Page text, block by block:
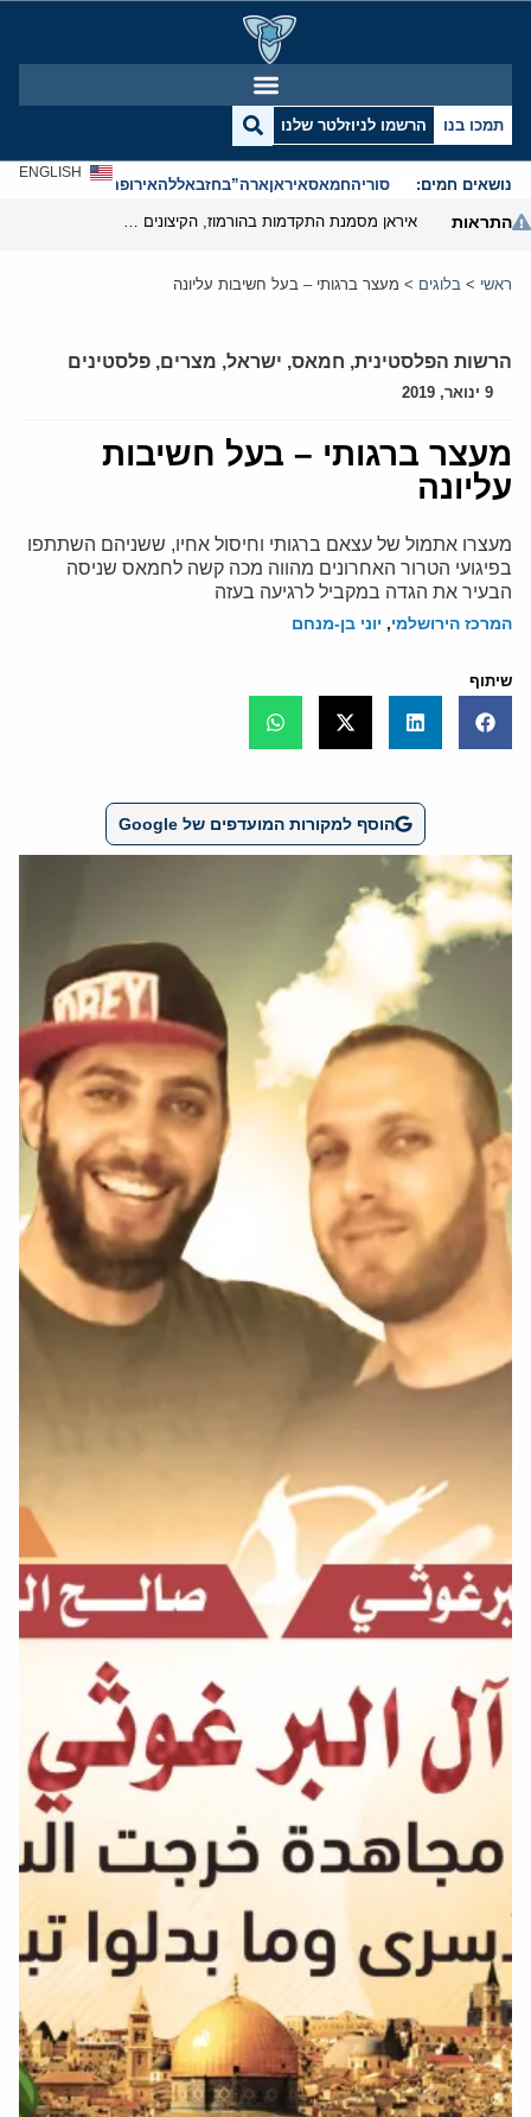
תמכו בנו הרשמו לניוזלטר שלנו
נושאים חמים: סוריהחמאסאיראןארה”בחזבאללהאירופהאנטישמיות
ENGLISH
התראות
ראשי > בלוגים > מעצר ברגותי – בעל חשיבות עליונה
הרשות הפלסטינית, חמאס, ישראל, מצרים, פלסטינים
9 ינואר, 2019
מעצר ברגותי – בעל חשיבות
עליונה
מעצרו אתמול של עצאם ברגותי וחיסול אחיו, ששניהם השתתפו
בפיגועי הטרור האחרונים מהווה מכה קשה לחמאס שניסה
הבעיר את הגדה במקביל לרגיעה בעזה
המרכז הירושלמי, יוני בן-מנחם
שיתוף
הוסף למקורות המועדפים של Google